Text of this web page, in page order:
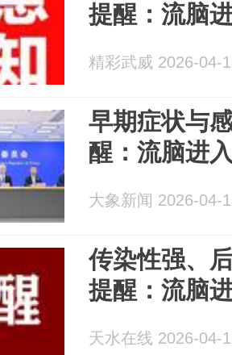
提醒：流脑
精彩武威 2026-04-
早期症状与
醒：流脑进
大象新闻 2026-04-
传染性强、
提醒：流脑
天水在线 2026-04-